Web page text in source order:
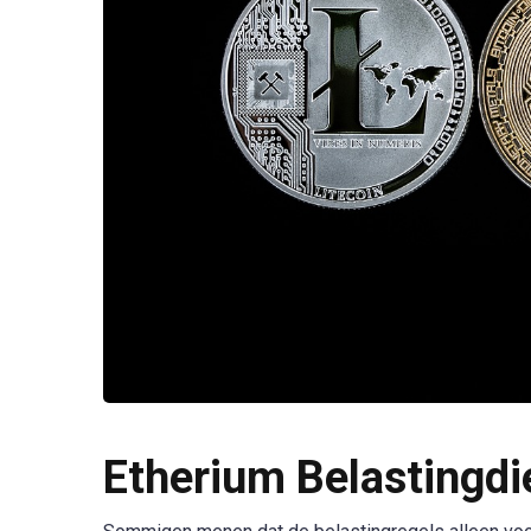
Etherium